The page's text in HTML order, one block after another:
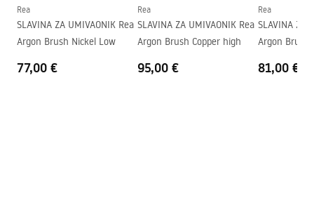
Promjer priključka
Model
JS-B348N
Sigurnosne informacije
Rea
SLAVINA ZA UMIVAONIK Rea
Argon Brush Nickel Low
77,00 €
Rea
SLAVINA ZA UMIVAONIK Rea
Argon Brush Copper high
95,00 €
Rea
SLAVINA ZA
Argon Brush
81,00 €